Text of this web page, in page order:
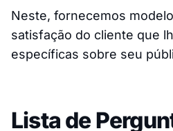
Neste, fornecemos
satisfação do cliente que
específicas sobre seu
Lista de